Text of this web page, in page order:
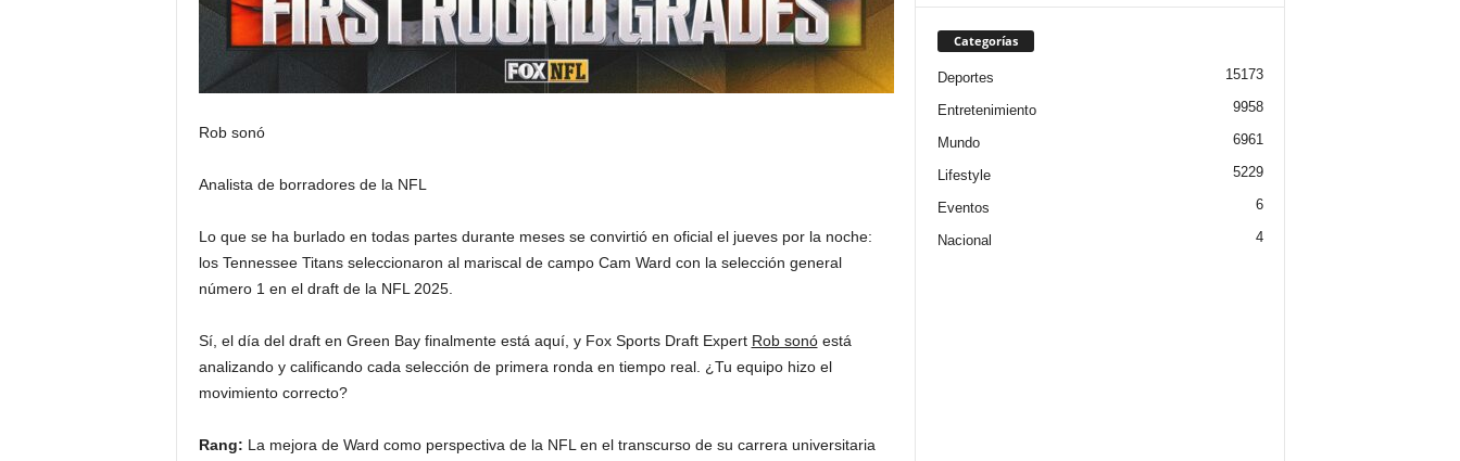
Rob sonó
Analista de borradores de la NFL
Lo que se ha burlado en todas partes durante meses se convirtió en oficial el jueves por la noche:
los Tennessee Titans seleccionaron al mariscal de campo Cam Ward con la selección general
número 1 en el draft de la NFL 2025.
Sí, el día del draft en Green Bay finalmente está aquí, y Fox Sports Draft Expert Rob sonóestá
analizando y calificando cada selección de primera ronda en tiempo real. ¿Tu equipo hizo el
movimiento correcto?
Rang: La mejora de Ward como perspectiva de la NFL en el transcurso de su carrera universitaria
Categorías
Deportes 15173
Entretenimiento 9958
Mundo 6961
Lifestyle 5229
Eventos 6
Nacional 4